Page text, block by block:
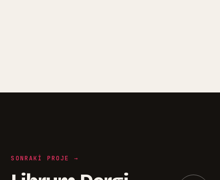
SONRAKI PROJE →